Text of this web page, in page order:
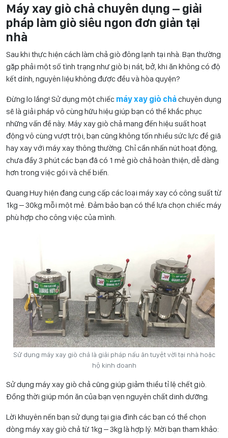
Máy xay giò chả chuyên dụng – giải
pháp làm giò siêu ngon đơn giản tại
nhà
Sau khi thực hiện cách làm chả giò đông lạnh tại nhà. Bạn thường
gặp phải một số tình trạng như giò bị nát, bở, khi ăn không có độ
kết dính, nguyên liệu không được đều và hòa quyện?
Đừng lo lắng! Sử dụng một chiếc máy xay giò chảchuyên dụng
sẽ là giải pháp vô cùng hữu hiệu giúp bạn có thể khắc phục
những vấn đề này. Máy xay giò chả mang đến hiệu suất hoạt
động vô cùng vượt trội, bạn cũng không tốn nhiều sức lực để giã
hay xay với máy xay thông thường. Chỉ cần nhấn nút hoạt động,
chưa đầy 3 phút các bạn đã có 1 mẻ giò chả hoàn thiện, dễ dàng
hơn trong việc gói và chế biến.
Quang Huy hiện đang cung cấp các loại máy xay có công suất từ
1kg – 30kg mỗi một mẻ. Đảm bảo bạn có thể lựa chọn chiếc máy
phù hợp cho công việc của mình.
Sử dụng máy xay giò chả là giải pháp nấu ăn tuyệt vời tại nhà hoặc
hộ kinh doanh
Sử dụng máy xay giò chả cũng giúp giảm thiểu tỉ lệ chết giò.
Đồng thời giúp món ăn của bạn vẹn nguyên chất dinh dưỡng.
Lời khuyên nến bạn sử dụng tại gia đình các bạn có thể chọn
dòng máy xay giò chả từ 1kg – 3kg là hợp lý. Mời bạn tham khảo: